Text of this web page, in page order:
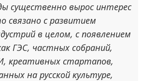
существенно вырос интерес
связано с развитием
в целом, с появлением
ГЭС, частных собраний,
креативных стартапов,
на русской культуре,